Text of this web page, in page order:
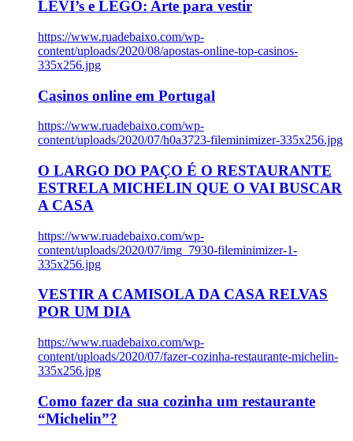
LEVI’s e LEGO: Arte para vestir
https://www.ruadebaixo.com/wp-
content/uploads/2020/08/apostas-online-top-casinos-
335x256.jpg
Casinos online em Portugal
https://www.ruadebaixo.com/wp-
content/uploads/2020/07/h0a3723-fileminimizer-335x256.jpg
O LARGO DO PAÇO É O RESTAURANTE
ESTRELA MICHELIN QUE O VAI BUSCAR
A CASA
https://www.ruadebaixo.com/wp-
content/uploads/2020/07/img_7930-fileminimizer-1-
335x256.jpg
VESTIR A CAMISOLA DA CASA RELVAS
POR UM DIA
https://www.ruadebaixo.com/wp-
content/uploads/2020/07/fazer-cozinha-restaurante-michelin-
335x256.jpg
Como fazer da sua cozinha um restaurante
“Michelin”?